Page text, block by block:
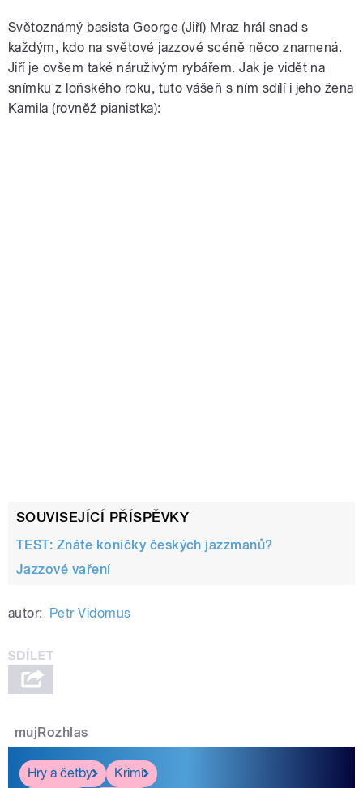
Světoznámý basista George (Jiří) Mraz hrál snad s
každým, kdo na světové jazzové scéně něco znamená.
Jiří je ovšem také náruživým rybářem. Jak je vidět na
snímku z loňského roku, tuto vášeň s ním sdílí i jeho žena
Kamila (rovněž pianistka):
SOUVISEJÍCÍ PŘÍSPĚVKY
TEST: Znáte koníčky českých jazzmanů?
Jazzové vaření
autor: Petr Vidomus
mujRozhlas
Hry a četby
Krimi